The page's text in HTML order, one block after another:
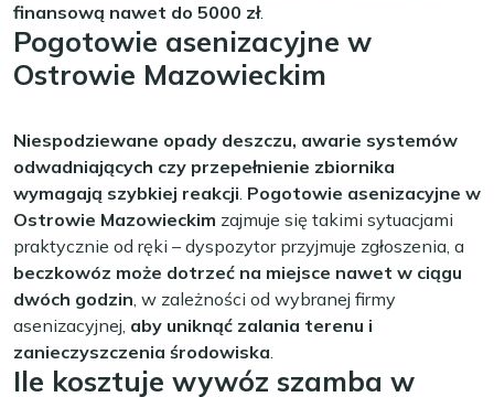
finansową nawet do 5000 zł.
Pogotowie asenizacyjne w
Ostrowie Mazowieckim
Niespodziewane opady deszczu, awarie systemów
odwadniających czy przepełnienie zbiornika
wymagają szybkiej reakcji. Pogotowie asenizacyjne w
Ostrowie Mazowieckim zajmuje się takimi sytuacjami
praktycznie od ręki – dyspozytor przyjmuje zgłoszenia, a
beczkowóz może dotrzeć na miejsce nawet w ciągu
dwóch godzin, w zależności od wybranej firmy
asenizacyjnej, aby uniknąć zalania terenu i
zanieczyszczenia środowiska.
Ile kosztuje wywóz szamba w